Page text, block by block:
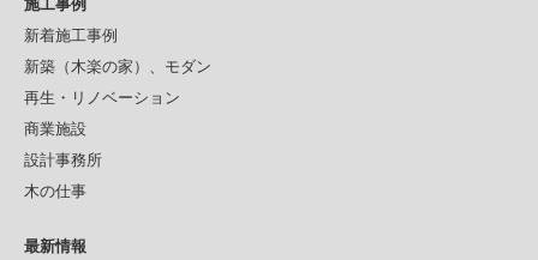
施工事例
新着施工事例
新築（木楽の家）、モダン
再生・リノベーション
商業施設
設計事務所
木の仕事
最新情報